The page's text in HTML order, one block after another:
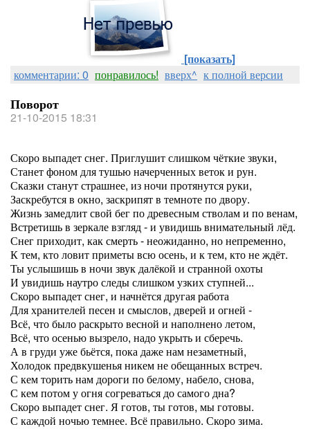
[показать]
комментарии: 0 понравилось! вверх^ к полной версии
Поворот
21-10-2015 18:31
Скоро выпадет снег. Приглушит слишком чёткие звуки,
Станет фоном для тушью начерченных веток и рун.
Сказки станут страшнее, из ночи протянутся руки,
Заскребутся в окно, заскрипят в темноте по двору.
Жизнь замедлит свой бег по древесным стволам и по венам,
Встретишь в зеркале взгляд - и увидишь внимательный лёд.
Снег приходит, как смерть - неожиданно, но непременно,
К тем, кто ловит приметы всю осень, и к тем, кто не ждёт.
Ты услышишь в ночи звук далёкой и странной охоты
И увидишь наутро следы слишком узких ступней...
Скоро выпадет снег, и начнётся другая работа
Для хранителей песен и смыслов, дверей и огней -
Всё, что было раскрыто весной и наполнено летом,
Всё, что осенью вызрело, надо укрыть и сберечь.
А в груди уже бьётся, пока даже нам незаметный,
Холодок предвкушенья никем не обещанных встреч.
С кем торить нам дороги по белому, набело, снова,
С кем потом у огня согреваться до самого дна?
Скоро выпадет снег. Я готов, ты готов, мы готовы.
С каждой ночью темнее. Всё правильно. Скоро зима.